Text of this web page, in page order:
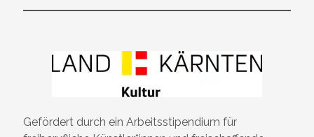
Gefördert durch ein Arbeitsstipendium für